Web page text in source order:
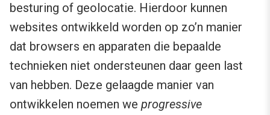
besturing of geolocatie. Hierdoor kunnen
websites ontwikkeld worden op zo’n manier
dat browsers en apparaten die bepaalde
technieken niet ondersteunen daar geen last
van hebben. Deze gelaagde manier van
ontwikkelen noemen we progressive